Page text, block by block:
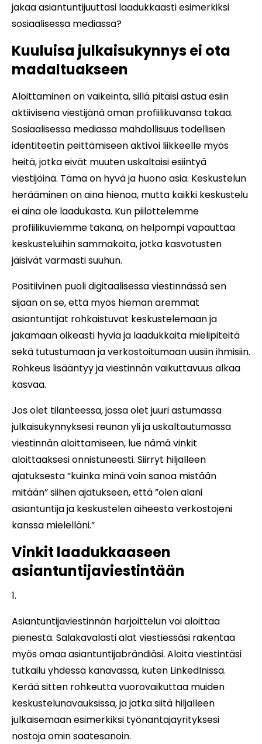
jakaa asiantuntijuuttasi laadukkaasti esimerkiksi
sosiaalisessa mediassa?
Kuuluisa julkaisukynnys ei ota
madaltuakseen
Aloittaminen on vaikeinta, sillä pitäisi astua esiin
aktiivisena viestijänä oman profiilikuvansa takaa.
Sosiaalisessa mediassa mahdollisuus todellisen
identiteetin peittämiseen aktivoi liikkeelle myös
heitä, jotka eivät muuten uskaltaisi esiintyä
viestijöinä. Tämä on hyvä ja huono asia. Keskustelun
herääminen on aina hienoa, mutta kaikki keskustelu
ei aina ole laadukasta. Kun piilottelemme
profiilikuviemme takana, on helpompi vapauttaa
keskusteluihin sammakoita, jotka kasvotusten
jäisivät varmasti suuhun.
Positiivinen puoli digitaalisessa viestinnässä sen
sijaan on se, että myös hieman aremmat
asiantuntijat rohkaistuvat keskustelemaan ja
jakamaan oikeasti hyviä ja laadukkaita mielipiteitä
sekä tutustumaan ja verkostoitumaan uusiin ihmisiin.
Rohkeus lisääntyy ja viestinnän vaikuttavuus alkaa
kasvaa.
Jos olet tilanteessa, jossa olet juuri astumassa
julkaisukynnyksesi reunan yli ja uskaltautumassa
viestinnän aloittamiseen, lue nämä vinkit
aloittaaksesi onnistuneesti. Siirryt hiljalleen
ajatuksesta ”kuinka minä voin sanoa mistään
mitään” siihen ajatukseen, että ”olen alani
asiantuntija ja keskustelen aiheesta verkostojeni
kanssa mielelläni.”
Vinkit laadukkaaseen
asiantuntijaviestintään
Asiantuntijaviestinnän harjoittelun voi aloittaa
pienestä. Salakavalasti alat viestiessäsi rakentaa
myös omaa asiantuntijabrändiäsi. Aloita viestintäsi
tutkailu yhdessä kanavassa, kuten LinkedInissa.
Kerää sitten rohkeutta vuorovaikuttaa muiden
keskustelunavauksissa, ja jatka siitä hiljalleen
julkaisemaan esimerkiksi työnantajayrityksesi
nostoja omin saatesanoin.